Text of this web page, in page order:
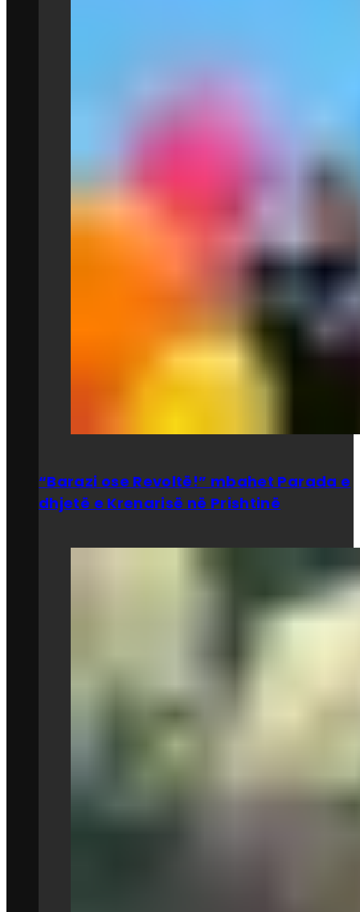
“Barazi ose Revoltë!” mbahet Parada e
dhjetë e Krenarisë në Prishtinë